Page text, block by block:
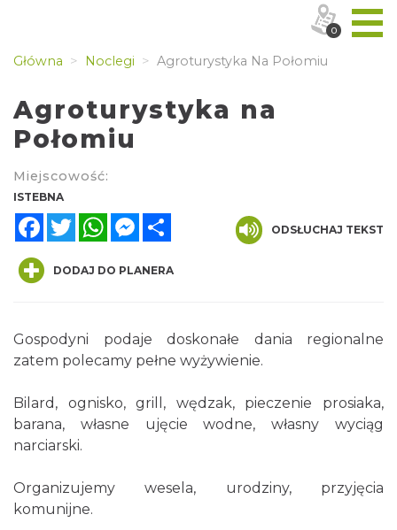
Główna Noclegi Agroturystyka Na Połomiu
Agroturystyka na
Połomiu
Miejscowość:
ISTEBNA
FacebookTwitterWhatsAppMessenger
ODSŁUCHAJ TEKST
DODAJ DO PLANERA
Gospodyni podaje doskonałe dania regionalne
zatem polecamy pełne wyżywienie.
Bilard, ognisko, grill, wędzak, pieczenie prosiaka,
barana, własne ujęcie wodne, własny wyciąg
narciarski.
Organizujemy wesela, urodziny, przyjęcia
komunijne.
0